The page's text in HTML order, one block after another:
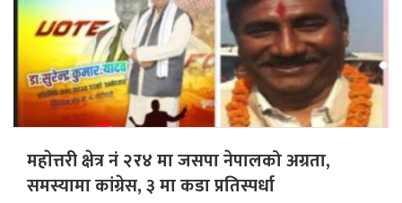
महाेत्तरी क्षेत्र नं २र४ मा जसपा नेपालको अग्रता,
समस्यामा कांग्रेस, ३ मा कडा प्रतिस्पर्धा